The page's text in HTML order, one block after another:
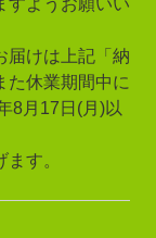
すようお願いい
届けは上記「納
た休業期間中に
8月17日(月)以
す。